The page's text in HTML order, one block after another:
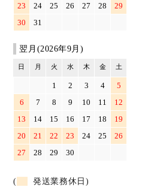
23
24 25 26 27 28
29
30
31
翌月(2026年9月)
日 月 火 水 木 金 土
1 2 3 4
5
6
7 8 9 10 11
12
13
14 15 16 17 18
19
20
21 22 23 24 25
26
27
28 29 30
( 発送業務休日)